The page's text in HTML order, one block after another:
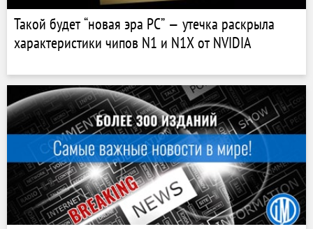
Такой будет “новая эра PC” — утечка раскрыла
характеристики чипов N1 и N1X от NVIDIA